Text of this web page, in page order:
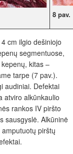
8 pav.
cm ilgio dešiniojo
segmentuose,
kitas –
tarpe (7 pav.).
audiniai. Defektai
atviro alkūnkaulio
rankos IV piršto
sausgyslė. Alkūninė
pirštų